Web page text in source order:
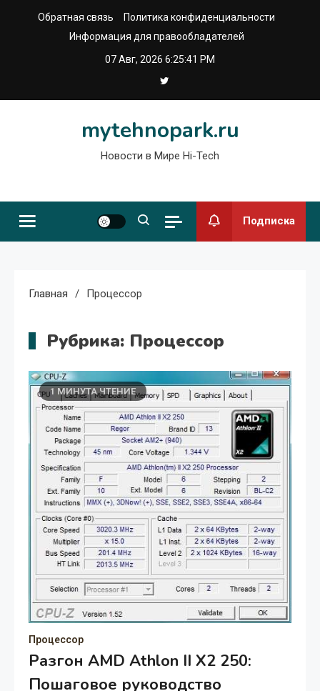
Обратная связь
Политика конфиденциальности
Информация для правообладателей
07 Авг, 2026 6:25:42 PM
mytehnopark.ru
Новости в Мире Hi-Tech
Подписка
Главная Процессор
Рубрика: Процессор
1 МИНУТА ЧТЕНИЕ
Процессор
Разгон AMD Athlon II X2 250:
Пошаговое руководство